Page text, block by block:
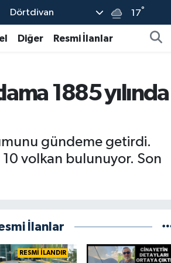
Dörtdivan 17°
Diğer Resmi İlanlar
1885 yılında
gündeme getirdi.
volkan bulunuyor. Son
İlanlar
RESMİ İLANDIR